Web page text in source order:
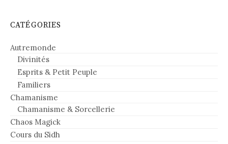
CATÉGORIES
Autremonde
Divinités
Esprits & Petit Peuple
Familiers
Chamanisme
Chamanisme & Sorcellerie
Chaos Magick
Cours du Sidh